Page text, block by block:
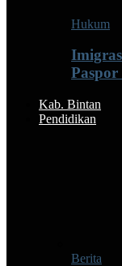
Hukum
Kab. Bintan
Pendidikan
Berita